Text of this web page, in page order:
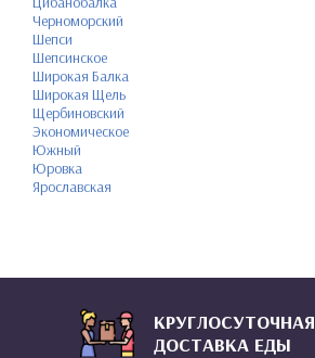
Черноморский
Шепси
Шепсинское
Широкая Балка
Широкая Щель
Щербиновский
Экономическое
Южный
Юровка
Ярославская
КРУГЛОСУТОЧНАЯ
ДОСТАВКА ЕДЫ